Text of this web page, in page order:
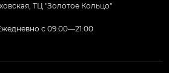
ТЦ "Золотое Кольцо"
с 09:00—21:00